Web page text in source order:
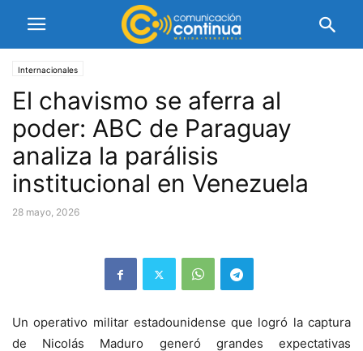
Internacionales
El chavismo se aferra al
poder: ABC de Paraguay
analiza la parálisis
institucional en Venezuela
28 mayo, 2026
Un operativo militar estadounidense que logró la captura
de Nicolás Maduro generó grandes expectativas